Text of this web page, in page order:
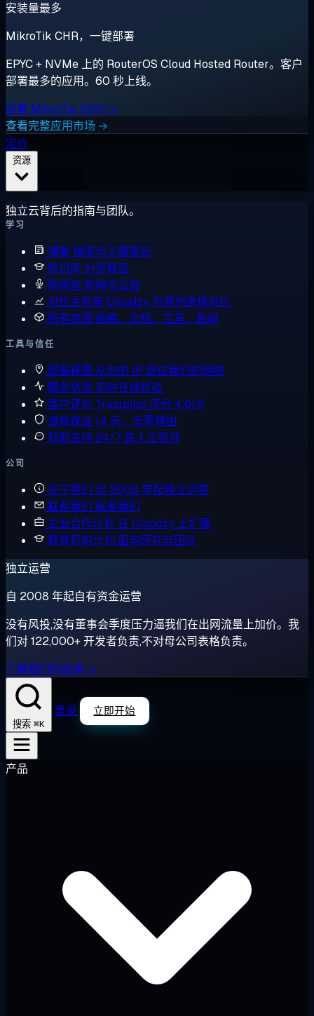
安装量最多
MikroTik CHR，一键部署
EPYC + NVMe 上的 RouterOS Cloud Hosted Router。客户
部署最多的应用。60 秒上线。
部署 MikroTik CHR →
查看完整应用市场 →
定价
独立云背后的指南与团队。
学习
博客指南与工程笔记
知识库 分步教程
新闻室 新闻与公告
对比主机商 Cloudzy 与其他选择对比
所有资源指南、文档、工具、新闻
工具与信任
观看镜像 从你的 IP 测试我们的网络
服务状态 实时在线状态
客户评价 Trustpilot 评分 4.6/5
退款保证 14 天，无需理由
获取支持 24/7 真人工程师
公司
关于我们 自 2008 年起独立运营
联系我们 联系我们
企业合作计划 在 Cloudzy 上扩展
教育机构计划 面向研究与团队
独立运营
自 2008 年起自有资金运营
没有风投,没有董事会季度压力逼我们在出网流量上加价。我
们对 122,000+ 开发者负责,不对母公司表格负责。
了解我们的故事 →
搜索 ⌘K
登录 立即开始
产品